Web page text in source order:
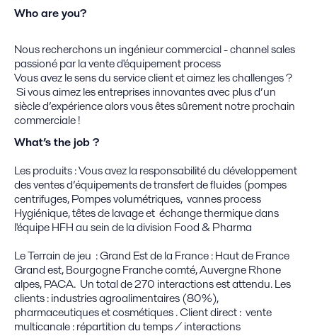
Who are you?
Nous recherchons un ingénieur commercial - channel sales
passioné par la vente d'équipement process
Vous avez le sens du service client et aimez les challenges ?
Si vous aimez les entreprises innovantes avec plus d’un
siècle d’expérience alors vous êtes sûrement notre prochain
commerciale !
What’s the job ?
Les produits : Vous avez la responsabilité du développement
des ventes d’équipements de transfert de fluides (pompes
centrifuges, Pompes volumétriques, vannes process
Hygiénique, têtes de lavage et échange thermique dans
l'équipe HFH au sein de la division Food & Pharma
Le Terrain de jeu : Grand Est de la France : Haut de France
Grand est, Bourgogne Franche comté, Auvergne Rhone
alpes, PACA. Un total de 270 interactions est attendu. Les
clients : industries agroalimentaires (80%),
pharmaceutiques et cosmétiques . Client direct : vente
multicanale : répartition du temps / interactions